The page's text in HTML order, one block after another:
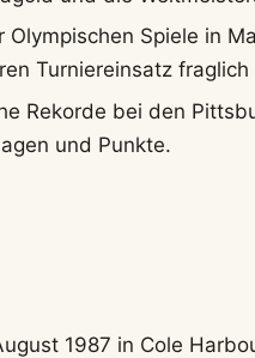
Olympischen Spiele in
Turniereinsatz fraglich
Rekorde bei den
und Punkte.
1987 in Cole